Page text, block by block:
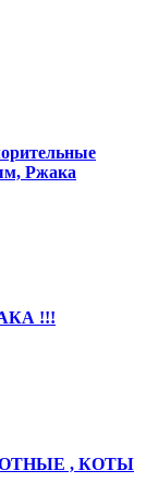
Ржака
!!!
, КОТЫ